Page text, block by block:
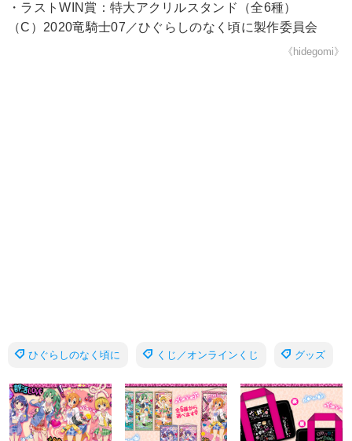
・ラストWIN賞：特大アクリルスタンド（全6種）
（C）2020竜騎士07／ひぐらしのなく頃に製作委員会
《hidegomi》
ひぐらしのなく頃に くじ／オンラインくじ グッズ